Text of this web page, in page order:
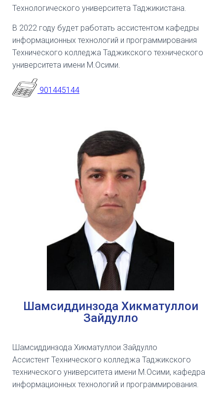
Технологического университета Таджикистана.
В 2022 году будет работать ассистентом кафедры
информационных технологий и программирования
Технического колледжа Таджикского технического
университета имени М.Осими.
901445144
Шамсиддинзода Хикматуллои
Зайдулло
Шамсиддинзода Хикматуллои Зайдулло
Ассистент Технического колледжа Таджикского
технического университета имени М.Осими, кафедра
информационных технологий и программирования.